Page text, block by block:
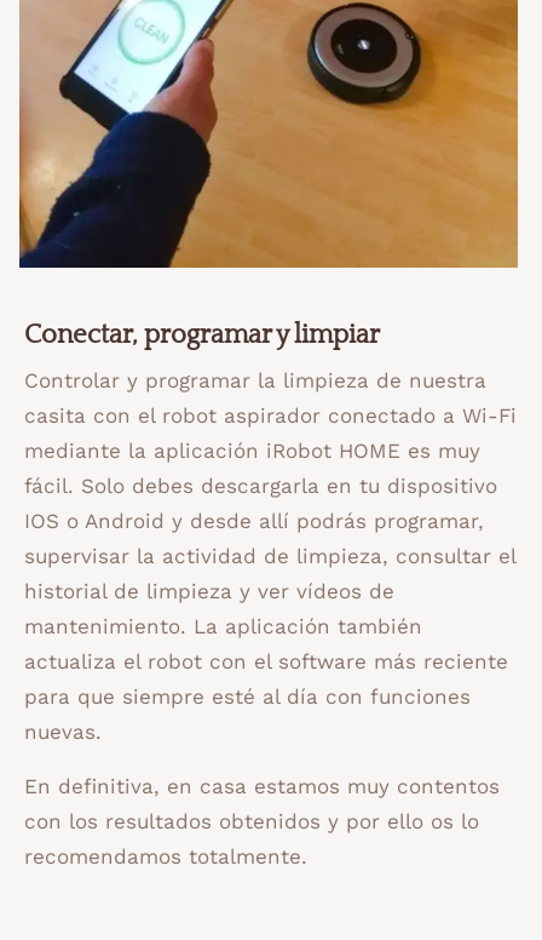
Conectar, programar y limpiar
Controlar y programar la limpieza de nuestra
casita con el robot aspirador conectado a Wi-Fi
mediante la aplicación iRobot HOME es muy
fácil. Solo debes descargarla en tu dispositivo
IOS o Android y desde allí podrás programar,
supervisar la actividad de limpieza, consultar el
historial de limpieza y ver vídeos de
mantenimiento. La aplicación también
actualiza el robot con el software más reciente
para que siempre esté al día con funciones
nuevas.
En definitiva, en casa estamos muy contentos
con los resultados obtenidos y por ello os lo
recomendamos totalmente.